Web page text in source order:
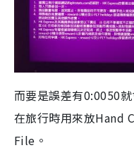
而要是誤差有0:0050
在旅行時用來放Hand
File。